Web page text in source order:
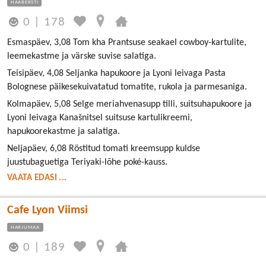
HAABERSTI
0 178
Esmaspäev, 3,08 Tom kha Prantsuse seakael cowboy-kartulite,
leemekastme ja värske suvise salatiga.
Teisipäev, 4,08 Seljanka hapukoore ja Lyoni leivaga Pasta
Bolognese päikesekuivatatud tomatite, rukola ja parmesaniga.
Kolmapäev, 5,08 Selge meriahvenasupp tilli, suitsuhapukoore ja
Lyoni leivaga Kanašnitsel suitsuse kartulikreemi,
hapukoorekastme ja salatiga.
Neljapäev, 6,08 Röstitud tomati kreemsupp kuldse
juustubaguetiga Teriyaki-lõhe poké-kauss.
VAATA EDASI ...
Cafe Lyon Viimsi
HARJUMAA
0 189